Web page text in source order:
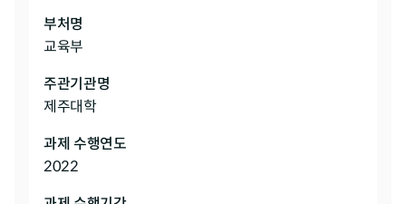
부처명
교육부
주관기관명
제주대학
과제 수행연도
2022